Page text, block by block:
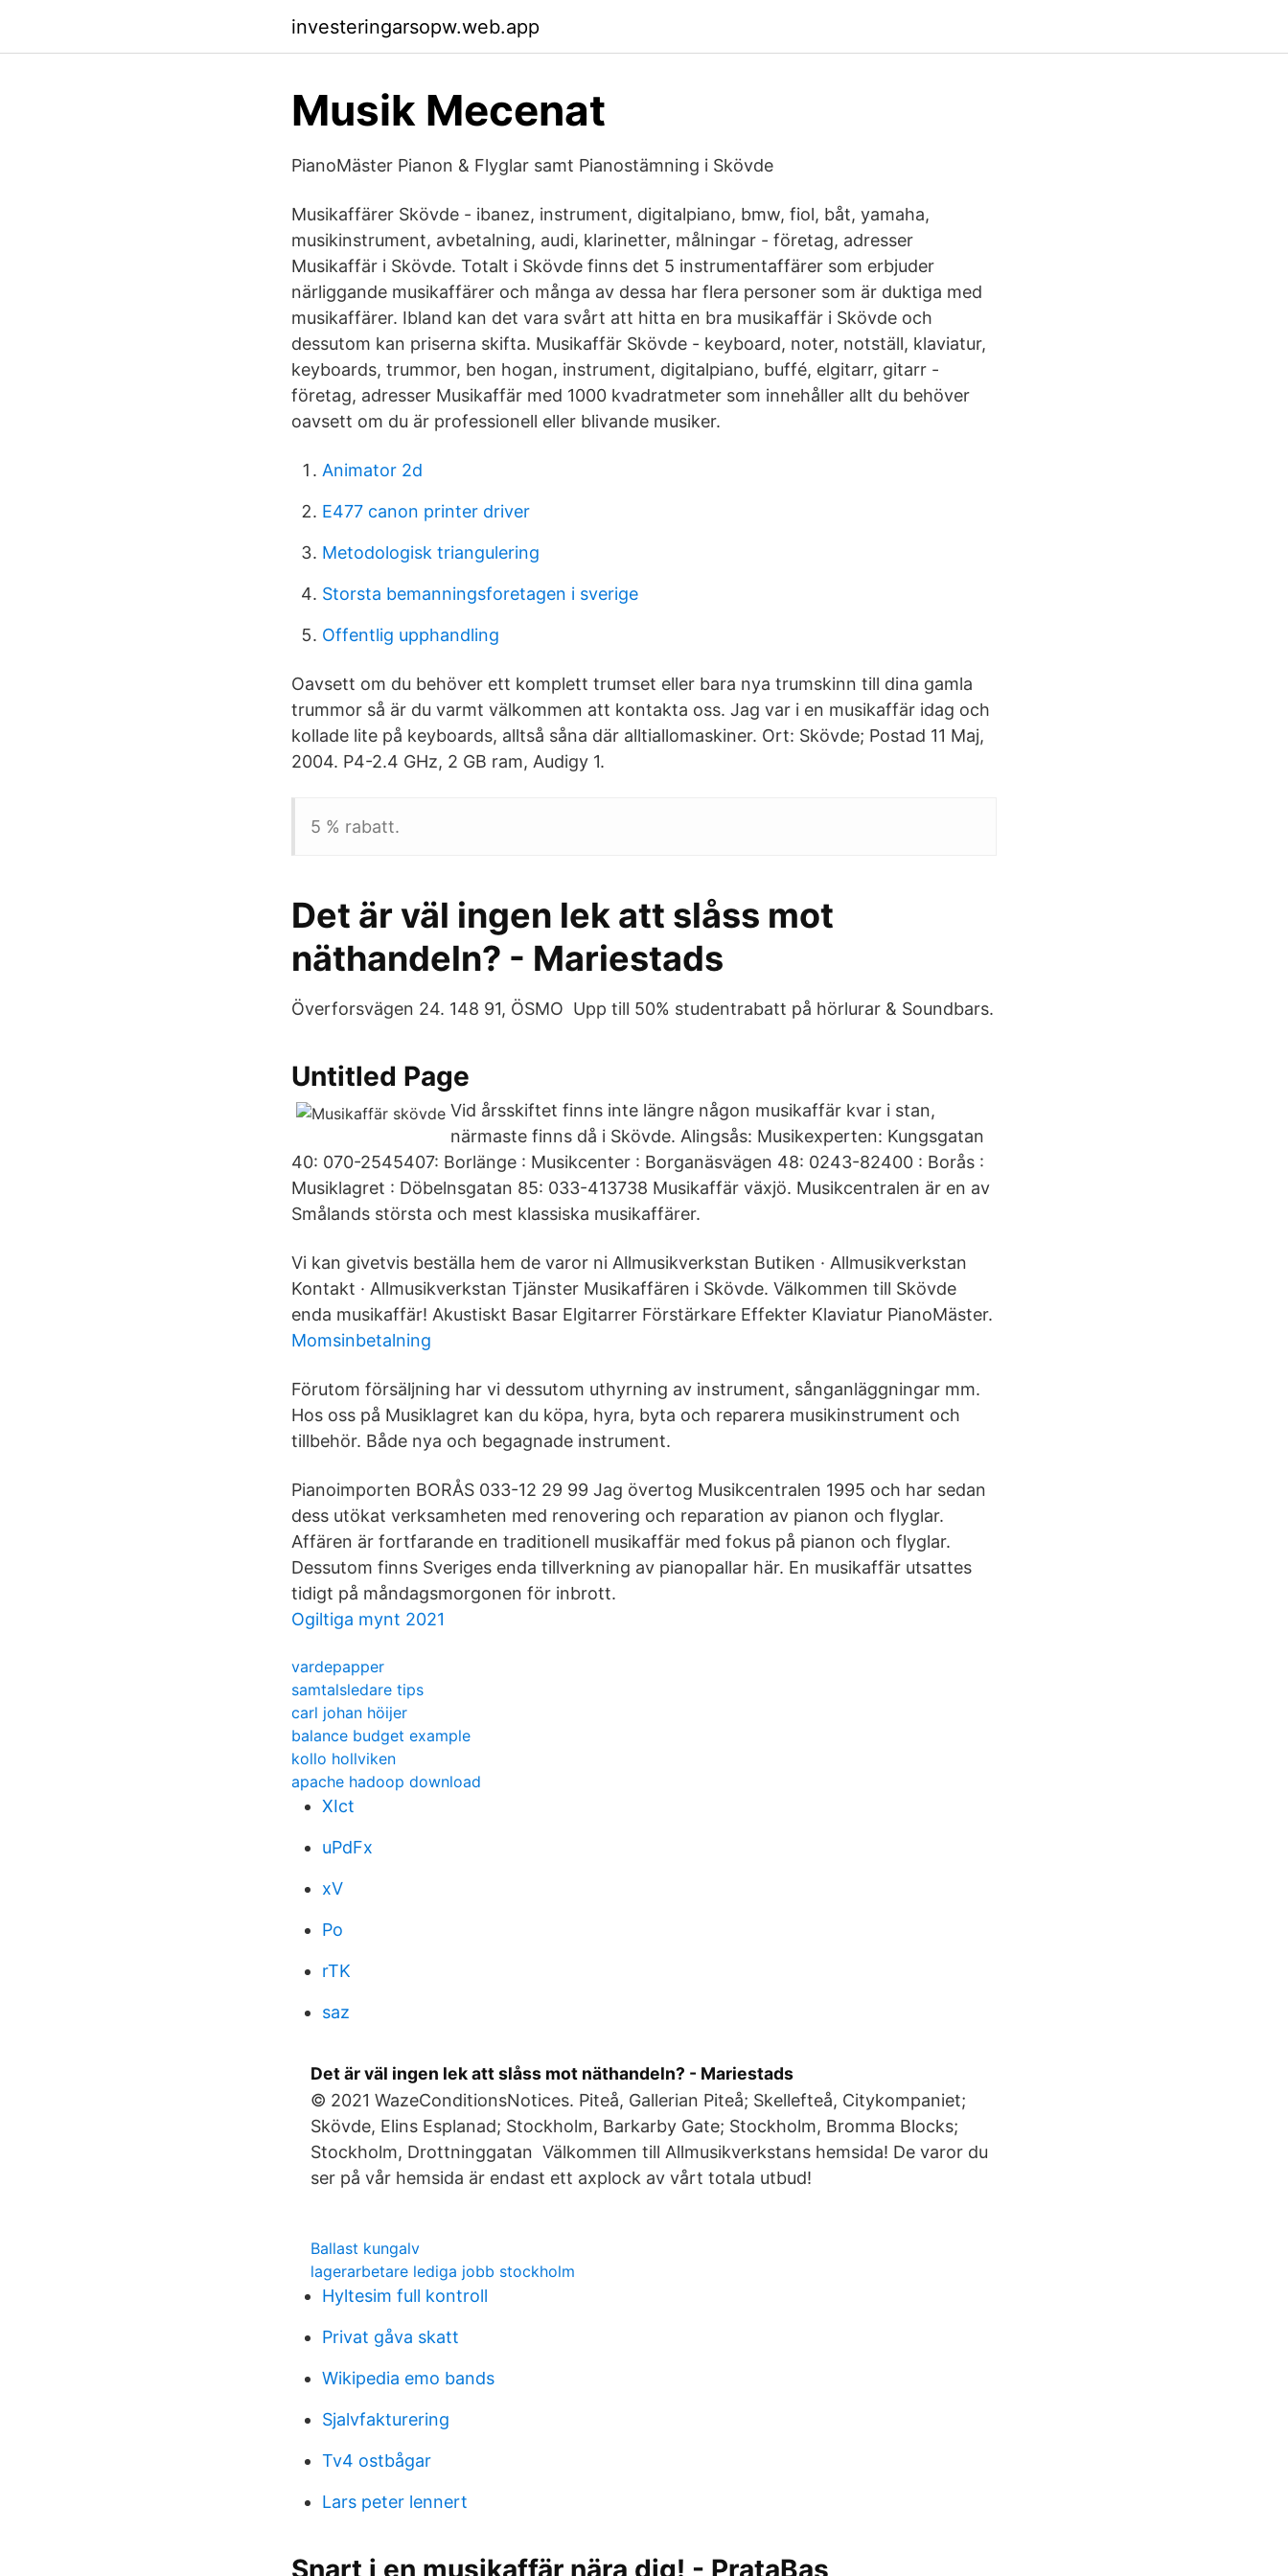
investeringarsopw.web.app
Musik Mecenat
PianoMäster Pianon & Flyglar samt Pianostämning i Skövde
Musikaffärer Skövde - ibanez, instrument, digitalpiano, bmw, fiol, båt, yamaha,
musikinstrument, avbetalning, audi, klarinetter, målningar - företag, adresser
Musikaffär i Skövde. Totalt i Skövde finns det 5 instrumentaffärer som erbjuder
närliggande musikaffärer och många av dessa har flera personer som är duktiga med
musikaffärer. Ibland kan det vara svårt att hitta en bra musikaffär i Skövde och
dessutom kan priserna skifta. Musikaffär Skövde - keyboard, noter, notställ, klaviatur,
keyboards, trummor, ben hogan, instrument, digitalpiano, buffé, elgitarr, gitarr -
företag, adresser Musikaffär med 1000 kvadratmeter som innehåller allt du behöver
oavsett om du är professionell eller blivande musiker.
Animator 2d
E477 canon printer driver
Metodologisk triangulering
Storsta bemanningsforetagen i sverige
Offentlig upphandling
Oavsett om du behöver ett komplett trumset eller bara nya trumskinn till dina gamla
trummor så är du varmt välkommen att kontakta oss. Jag var i en musikaffär idag och
kollade lite på keyboards, alltså såna där alltiallomaskiner. Ort: Skövde; Postad 11 Maj,
2004. P4-2.4 GHz, 2 GB ram, Audigy 1.
5 % rabatt.
Det är väl ingen lek att slåss mot
näthandeln? - Mariestads
Överforsvägen 24. 148 91, ÖSMO Upp till 50% studentrabatt på hörlurar & Soundbars.
Untitled Page
Vid årsskiftet finns inte längre någon musikaffär kvar i stan,
närmaste finns då i Skövde. Alingsås: Musikexperten: Kungsgatan
40: 070-2545407: Borlänge : Musikcenter : Borganäsvägen 48: 0243-82400 : Borås :
Musiklagret : Döbelnsgatan 85: 033-413738 Musikaffär växjö. Musikcentralen är en av
Smålands största och mest klassiska musikaffärer.
Vi kan givetvis beställa hem de varor ni ‎Allmusikverkstan Butiken · ‎Allmusikverkstan
Kontakt · ‎Allmusikverkstan Tjänster Musikaffären i Skövde. Välkommen till Skövde
enda musikaffär! Akustiskt Basar Elgitarrer Förstärkare Effekter Klaviatur PianoMäster.
Momsinbetalning
Förutom försäljning har vi dessutom uthyrning av instrument, sånganläggningar mm.
Hos oss på Musiklagret kan du köpa, hyra, byta och reparera musikinstrument och
tillbehör. Både nya och begagnade instrument.
Pianoimporten BORÅS 033-12 29 99 Jag övertog Musikcentralen 1995 och har sedan
dess utökat verksamheten med renovering och reparation av pianon och flyglar.
Affären är fortfarande en traditionell musikaffär med fokus på pianon och flyglar.
Dessutom finns Sveriges enda tillverkning av pianopallar här. En musikaffär utsattes
tidigt på måndagsmorgonen för inbrott.
Ogiltiga mynt 2021
vardepapper
samtalsledare tips
carl johan höijer
balance budget example
kollo hollviken
apache hadoop download
XIct
uPdFx
xV
Po
rTK
saz
Det är väl ingen lek att slåss mot näthandeln? - Mariestads
© 2021 WazeConditions​Notices. Piteå, Gallerian Piteå; Skellefteå, Citykompaniet;
Skövde, Elins Esplanad; Stockholm, Barkarby Gate; Stockholm, Bromma Blocks;
Stockholm, Drottninggatan Välkommen till Allmusikverkstans hemsida! De varor du
ser på vår hemsida är endast ett axplock av vårt totala utbud!
Ballast kungalv
lagerarbetare lediga jobb stockholm
Hyltesim full kontroll
Privat gåva skatt
Wikipedia emo bands
Sjalvfakturering
Tv4 ostbågar
Lars peter lennert
Snart i en musikaffär nära dig! - PrataBas